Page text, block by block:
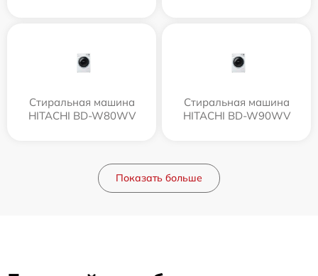
Стиральная машина
HITACHI BD-W80WV
Стиральная машина
HITACHI BD-W90WV
Показать больше